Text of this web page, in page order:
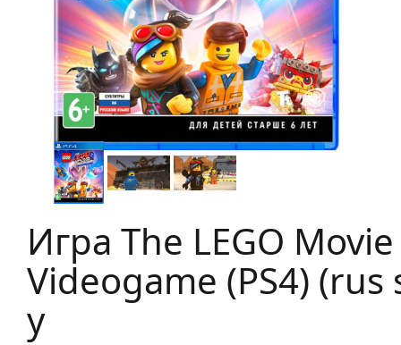
Игра The LEGO
Videogame (PS4) (rus
у